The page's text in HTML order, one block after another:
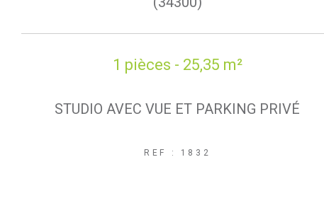
1 pièces - 25,35 m²
STUDIO AVEC VUE ET PARKING PRIVÉ
REF : 1832